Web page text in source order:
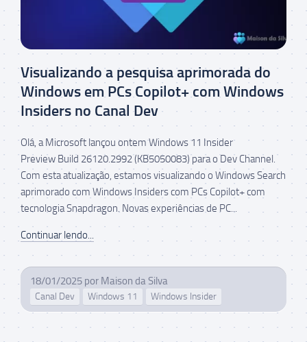
Visualizando a pesquisa aprimorada do
Windows em PCs Copilot+ com Windows
Insiders no Canal Dev
Olá, a Microsoft lançou ontem Windows 11 Insider
Preview Build 26120.2992 (KB5050083) para o Dev Channel.
Com esta atualização, estamos visualizando o Windows Search
aprimorado com Windows Insiders com PCs Copilot+ com
tecnologia Snapdragon. Novas experiências de PC...
Continuar lendo...
18/01/2025 por Maison da Silva
Canal Dev Windows 11 Windows Insider